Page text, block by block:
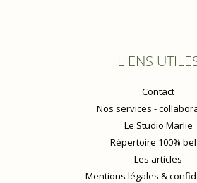
LIENS
Contact
Nos services -
Le Studio Marlie
Répertoire 100%
Les articles
Mentions légales &